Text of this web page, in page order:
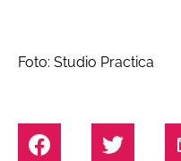
Foto: Studio Practica